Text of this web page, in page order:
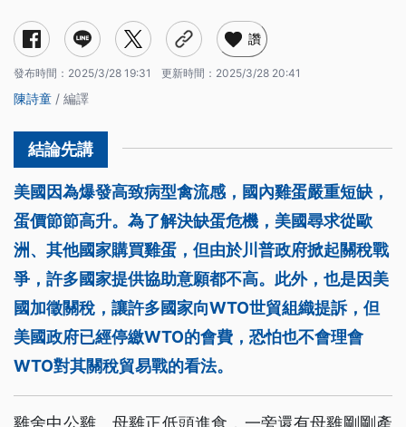
讚
發布時間： 2025/3/28 19:31 更新時間： 2025/3/28 20:41
陳詩童 / 編譯
美國因為爆發高致病型禽流感，國內雞蛋嚴重短缺，
蛋價節節高升。為了解決缺蛋危機，美國尋求從歐
洲、其他國家購買雞蛋，但由於川普政府掀起關稅戰
爭，許多國家提供協助意願都不高。此外，也是因美
國加徵關稅，讓許多國家向WTO世貿組織提訴，但
美國政府已經停繳WTO的會費，恐怕也不會理會
WTO對其關稅貿易戰的看法。
雞舍中公雞、母雞正低頭進食，一旁還有母雞剛剛產